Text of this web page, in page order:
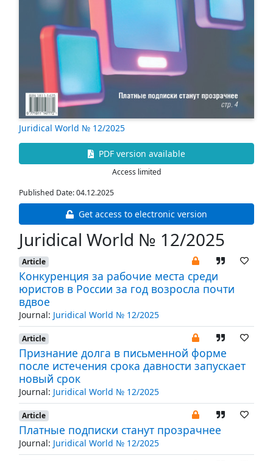
Juridical World № 12/2025
PDF version available
Access limited
Published Date: 04.12.2025
Get access to electronic version
Juridical World № 12/2025
Article
Конкуренция за рабочие места среди
юристов в России за год возросла почти
вдвое
Journal: Juridical World № 12/2025
Article
Признание долга в письменной форме
после истечения срока давности запускает
новый срок
Journal: Juridical World № 12/2025
Article
Платные подписки станут прозрачнее
Journal: Juridical World № 12/2025